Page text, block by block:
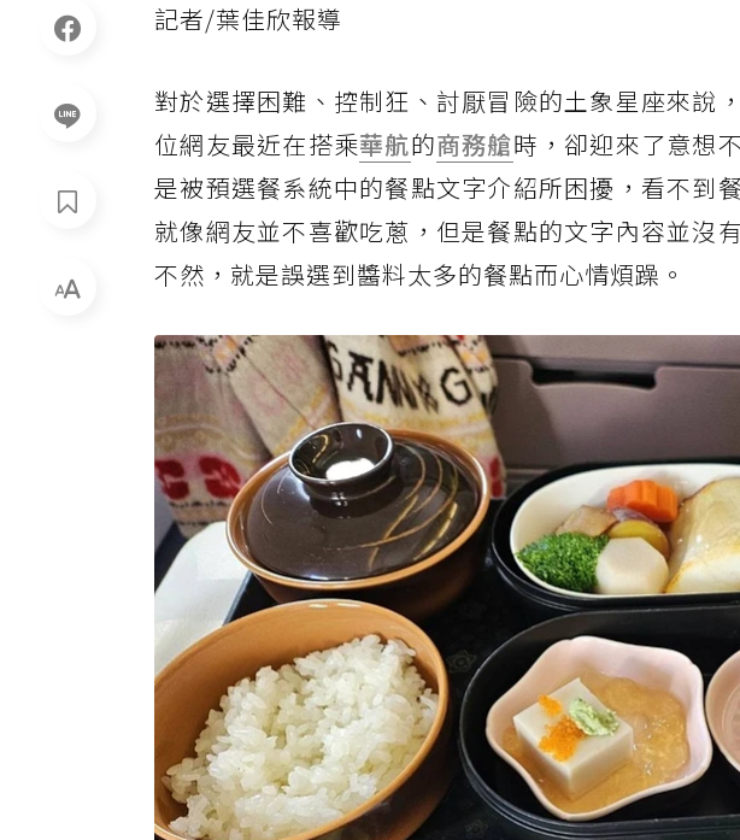
記者/葉佳欣報導
對於選擇困難、控制狂、討厭冒險的土象星座來說，
位網友最近在搭乘華航的商務艙時，卻迎來了意想
是被預選餐系統中的餐點文字介紹所困擾，看不到
就像網友並不喜歡吃蔥，但是餐點的文字內容並沒
不然，就是誤選到醬料太多的餐點而心情煩躁。